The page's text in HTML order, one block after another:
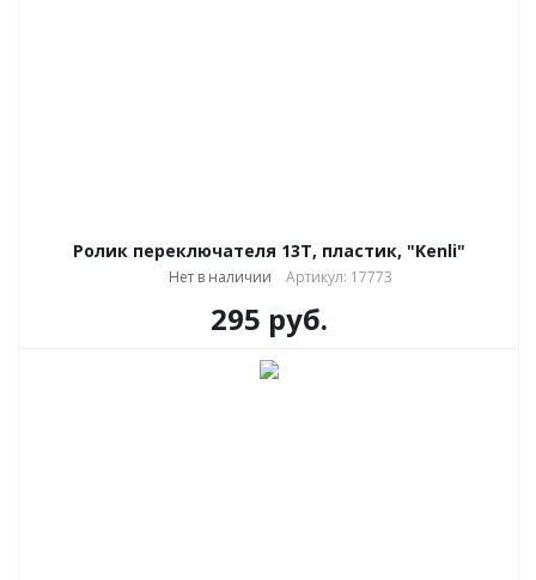
Ролик переключателя 13Т, пластик, "Kenli"
Нет в наличии Артикул: 17773
295 руб.